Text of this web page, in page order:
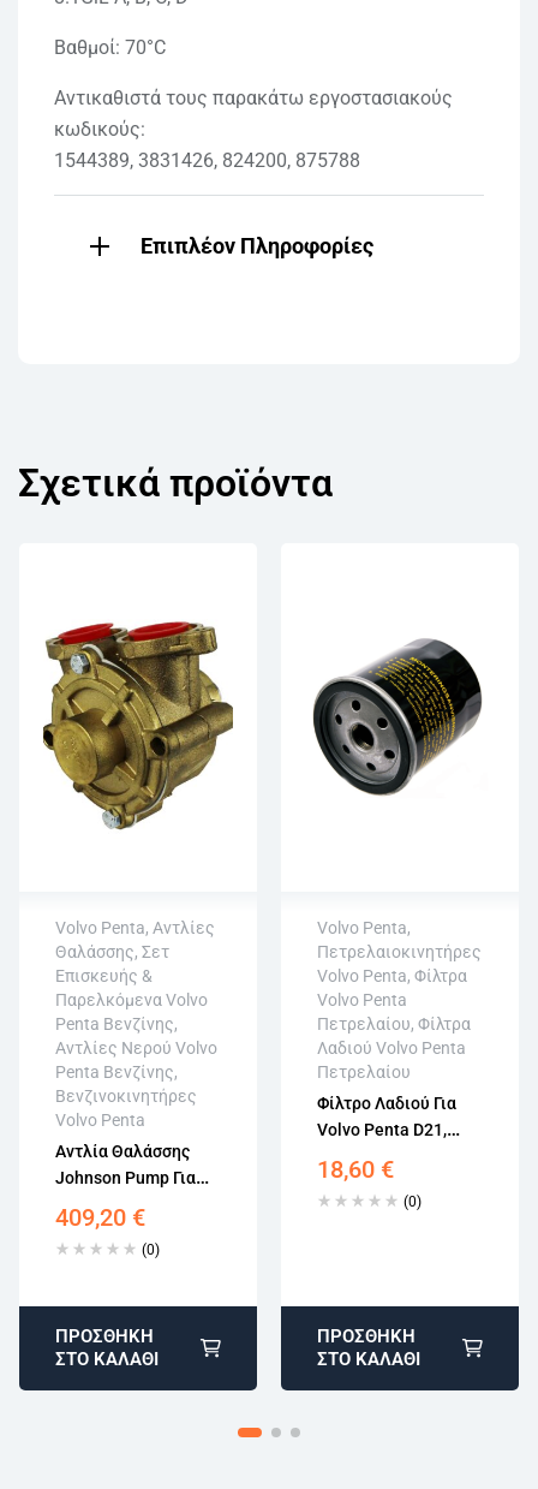
Βαθμοί: 70°C
Αντικαθιστά τους παρακάτω εργοστασιακούς
κωδικούς:
1544389, 3831426, 824200, 875788
Επιπλέον Πληροφορίες
Σχετικά προϊόντα
Volvo Penta, Αντλίες
Θαλάσσης, Σετ
Επισκευής &
Παρελκόμενα Volvo
Penta Βενζίνης,
Αντλίες Νερού Volvo
Penta Βενζίνης,
Βενζινοκινητήρες
Volvo Penta
Αντλία Θαλάσσης
Johnson Pump Για
10-32621-2
409,20 €
(0)
Άμεση αποστολή
Επιστροφή εντός
15 εργάσιμων
Αγορά χωρίς
εγγραφή
ΠΡΟΣΘΉΚΗ
ΣΤΟ ΚΑΛΆΘΙ
Volvo Penta,
Πετρελαιοκινητήρες
Volvo Penta, Φίλτρα
Volvo Penta
Πετρελαίου, Φίλτρα
Λαδιού Volvo Penta
Πετρελαίου
Φίλτρο Λαδιού Για
Volvo Penta D21,
D72, D73, D74, D75
3827069
18,60 €
(0)
Άμεση αποστολή
Επιστροφή εντός
15 εργάσιμων
Αγορά χωρίς
εγγραφή
ΠΡΟΣΘΉΚΗ
ΣΤΟ ΚΑΛΆΘΙ